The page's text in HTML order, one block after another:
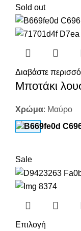
Sold out
Διαβάστε
Μποτάκι
Χρώμα: Μαύρο
Sale
Επιλογή